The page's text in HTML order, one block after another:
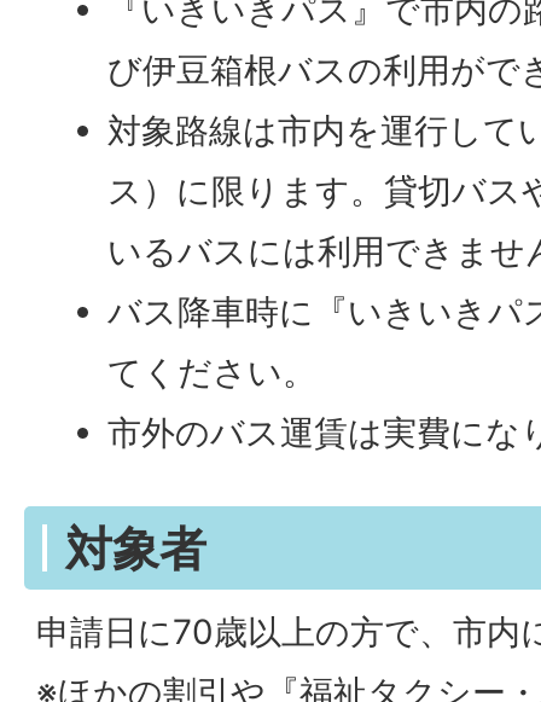
『いきいきパス』で市内
び伊豆箱根バスの利用がで
対象路線は市内を運行して
ス）に限ります。貸切バス
いるバスには利用できませ
バス降車時に『いきいきパ
てください。
市外のバス運賃は実費にな
対象者
申請日に70歳以上の方で、市内
※ほかの割引や『福祉タクシー